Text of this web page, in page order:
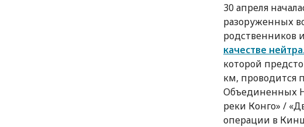
30 апреля
разоруженных
родственников
качестве
которой
км, проводится
Объединенных
реки Конго» /
операции в